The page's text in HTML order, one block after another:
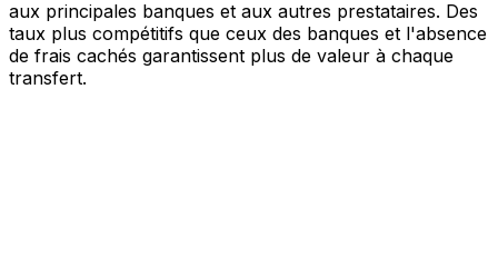
aux principales banques et aux autres prestataires. Des
taux plus compétitifs que ceux des banques et l'absence
de frais cachés garantissent plus de valeur à chaque
transfert.